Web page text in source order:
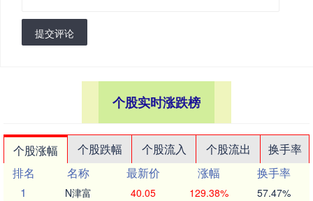
提交评论
个股实时涨跌榜
个股涨幅 个股跌幅 个股流入 个股流出
换手率
排名
名称 最新价 涨幅
换手率
1
N津富 40.05 129.38% 57.47%